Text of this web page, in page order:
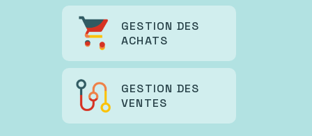
GESTION DES
ACHATS
GESTION DES
VENTES